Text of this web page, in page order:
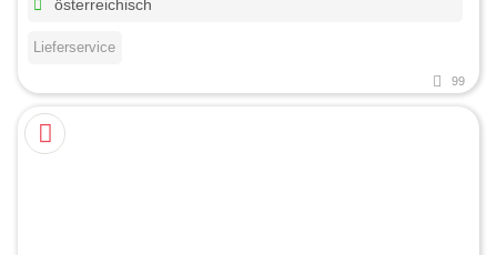
österreichisch
Lieferservice
99